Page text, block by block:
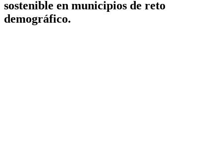
sostenible en municipios de reto
demográfico.